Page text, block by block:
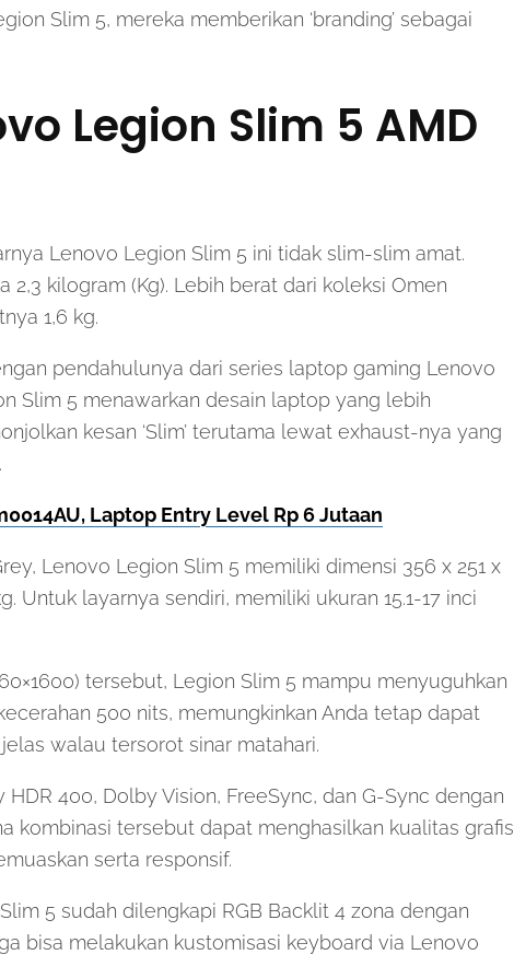
Slim 5, mereka memberikan ‘branding’ sebagai
Legion Slim 5 AMD
Lenovo Legion Slim 5 ini tidak slim-slim amat.
2,3 kilogram (Kg). Lebih berat dari koleksi Omen
1,6 kg.
pendahulunya dari series laptop gaming Lenovo
Slim 5 menawarkan desain laptop yang lebih
kesan ‘Slim’ terutama lewat exhaust-nya yang
Laptop Entry Level Rp 6 Jutaan
Lenovo Legion Slim 5 memiliki dimensi 356 x 251 x
Untuk layarnya sendiri, memiliki ukuran 15.1-17 inci
tersebut, Legion Slim 5 mampu menyuguhkan
500 nits, memungkinkan Anda tetap dapat
walau tersorot sinar matahari.
400, Dolby Vision, FreeSync, dan G-Sync dengan
kombinasi tersebut dapat menghasilkan kualitas grafis
serta responsif.
5 sudah dilengkapi RGB Backlit 4 zona dengan
bisa melakukan kustomisasi keyboard via Lenovo